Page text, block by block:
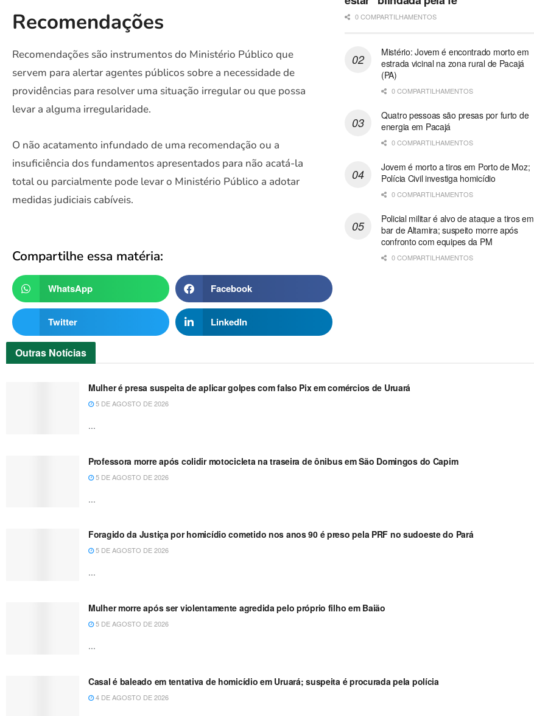
Recomendações
Recomendações são instrumentos do Ministério Público que
servem para alertar agentes públicos sobre a necessidade de
providências para resolver uma situação irregular ou que possa
levar a alguma irregularidade.
O não acatamento infundado de uma recomendação ou a
insuficiência dos fundamentos apresentados para não acatá-la
total ou parcialmente pode levar o Ministério Público a adotar
medidas judiciais cabíveis.
Compartilhe essa matéria:
WhatsApp Facebook
Twitter LinkedIn
0 COMPARTILHAMENTOS
Mistério: Jovem é encontrado morto em
estrada vicinal na zona rural de Pacajá
(PA)
0 COMPARTILHAMENTOS
Quatro pessoas são presas por furto de
energia em Pacajá
0 COMPARTILHAMENTOS
Jovem é morto a tiros em Porto de Moz;
Polícia Civil investiga homicídio
0 COMPARTILHAMENTOS
Policial militar é alvo de ataque a tiros em
bar de Altamira; suspeito morre após
confronto com equipes da PM
0 COMPARTILHAMENTOS
Outras Notícias
Mulher é presa suspeita de aplicar golpes com falso Pix em comércios de Uruará
5 DE AGOSTO DE 2026
...
Professora morre após colidir motocicleta na traseira de ônibus em São Domingos do Capim
5 DE AGOSTO DE 2026
...
Foragido da Justiça por homicídio cometido nos anos 90 é preso pela PRF no sudoeste do Pará
5 DE AGOSTO DE 2026
...
Mulher morre após ser violentamente agredida pelo próprio filho em Baião
5 DE AGOSTO DE 2026
...
Casal é baleado em tentativa de homicídio em Uruará; suspeita é procurada pela polícia
4 DE AGOSTO DE 2026